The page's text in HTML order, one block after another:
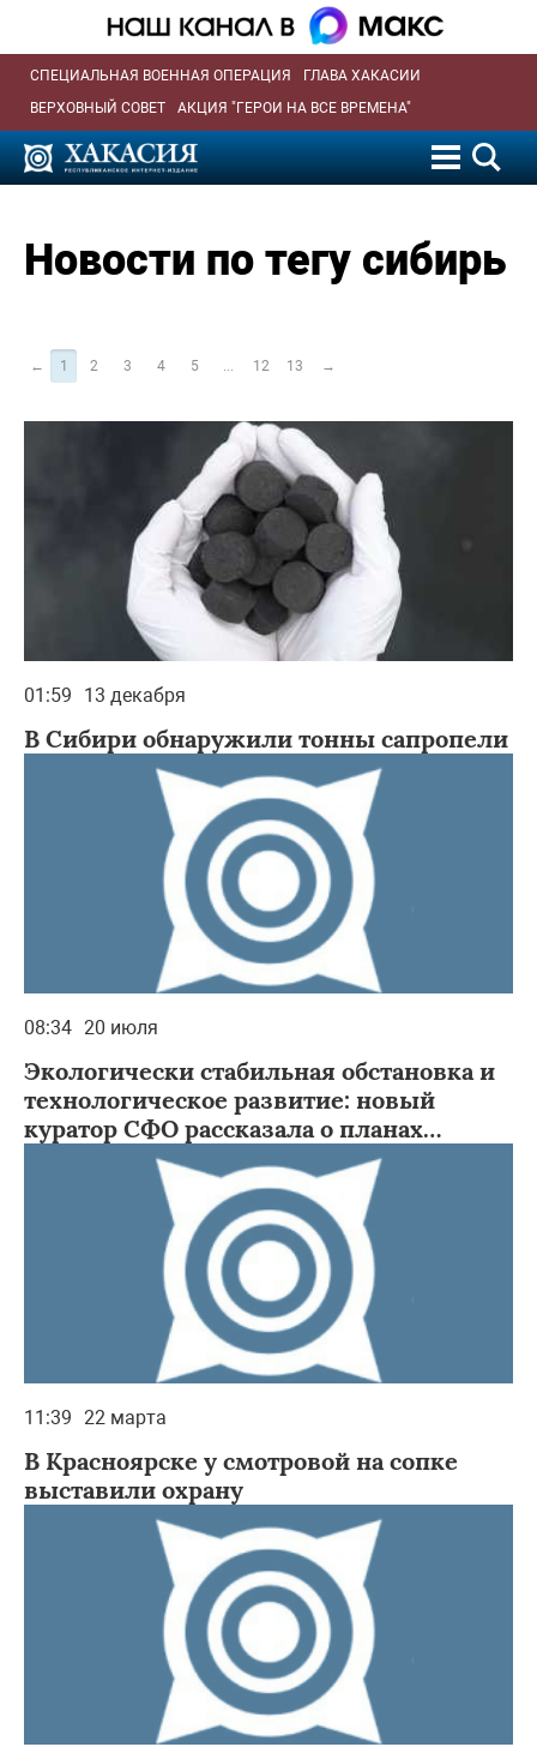
СПЕЦИАЛЬНАЯ ВОЕННАЯ ОПЕРАЦИЯ
ГЛАВА ХАКАСИИ
ВЕРХОВНЫЙ СОВЕТ
АКЦИЯ "ГЕРОИ НА ВСЕ ВРЕМЕНА"
Новости по тегу сибирь
← 1 2 3 4 5 12 13 →
01:59 13 декабря
В Сибири обнаружили тонны сапропели
08:34 20 июля
Экологически стабильная обстановка и
технологическое развитие: новый
куратор СФО рассказала о планах
11:39 22 марта
В Красноярске у смотровой на сопке
выставили охрану